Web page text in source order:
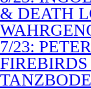
& DEATH
7/23: